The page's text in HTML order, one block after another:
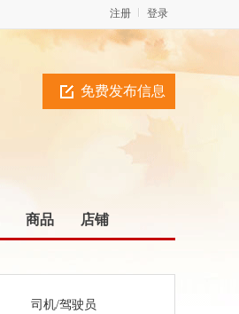
登录
注册
免费发布信息
商品 店铺
司机/驾驶员